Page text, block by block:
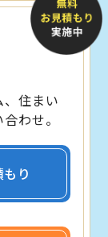
住まい
わせ。
り